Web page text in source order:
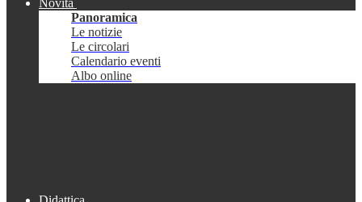
Novità
Panoramica
Le notizie
Le circolari
Calendario eventi
Albo online